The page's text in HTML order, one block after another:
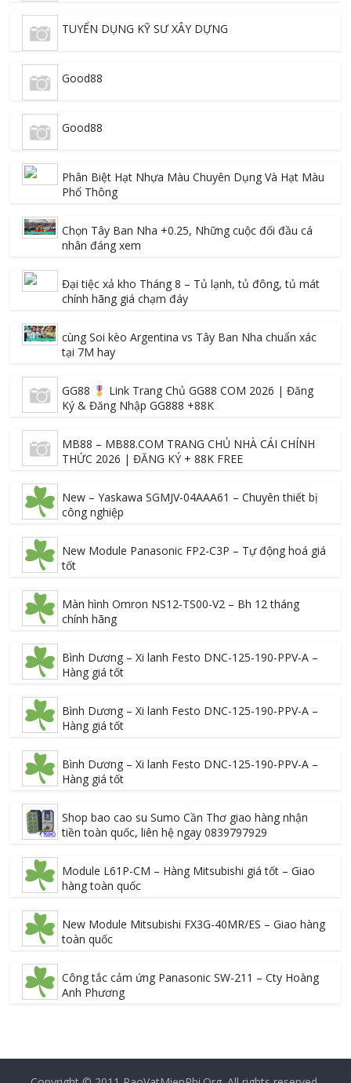
TUYỂN DỤNG KỸ SƯ XÂY DỰNG
Good88
Good88
Phân Biệt Hạt Nhựa Màu Chuyên Dụng Và Hạt Màu
Phổ Thông
Chọn Tây Ban Nha +0.25, Những cuộc đối đầu cá
nhân đáng xem
Đại tiệc xả kho Tháng 8 – Tủ lạnh, tủ đông, tủ mát
chính hãng giá chạm đáy
cùng Soi kèo Argentina vs Tây Ban Nha chuẩn xác
tại 7M hay
GG88
Link Trang Chủ GG88 COM 2026 | Đăng
Ký & Đăng Nhập GG888 +88K
MB88 – MB88.COM TRANG CHỦ NHÀ CÁI CHÍNH
THỨC 2026 | ĐĂNG KÝ + 88K FREE
New – Yaskawa SGMJV-04AAA61 – Chuyên thiết bị
công nghiệp
New Module Panasonic FP2-C3P – Tự động hoá giá
tốt
Màn hình Omron NS12-TS00-V2 – Bh 12 tháng
chính hãng
Bình Dương – Xi lanh Festo DNC-125-190-PPV-A –
Hàng giá tốt
Bình Dương – Xi lanh Festo DNC-125-190-PPV-A –
Hàng giá tốt
Bình Dương – Xi lanh Festo DNC-125-190-PPV-A –
Hàng giá tốt
Shop bao cao su Sumo Cần Thơ giao hàng nhận
tiền toàn quốc, liên hệ ngay 0839797929
Module L61P-CM – Hàng Mitsubishi giá tốt – Giao
hàng toàn quốc
New Module Mitsubishi FX3G-40MR/ES – Giao hàng
toàn quốc
Công tắc cảm ứng Panasonic SW-211 – Cty Hoàng
Anh Phương